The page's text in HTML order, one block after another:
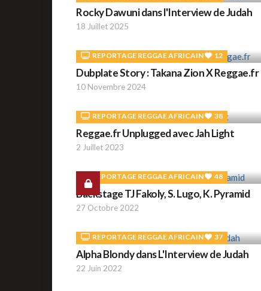
Rocky Dawuni dans l'Interview de Judah
18 Juillet 2025
REPORTAGE REGGAE AFRICAIN 12
Dubplate Story : Takana Zion X Reggae.fr
10 Novembre 2024
REPORTAGE REGGAE AFRICAIN 38
Reggae.fr Unplugged avec Jah Light
2 Juillet 2023
REPORTAGE REGGAE AFRICAIN 48
Backstage TJ Fakoly, S. Lugo, K. Pyramid
27 Octobre 2022
REPORTAGE REGGAE AFRICAIN 37
Alpha Blondy dans L'Interview de Judah
22 Juin 2022